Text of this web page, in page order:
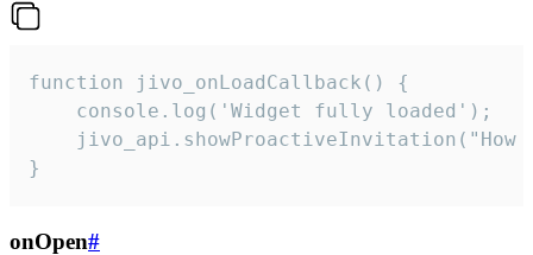
function jivo_onLoadCallback() {
    console.log('Widget fully loaded');
jivo_api.showProactiveInvitation("How
}
onOpen#